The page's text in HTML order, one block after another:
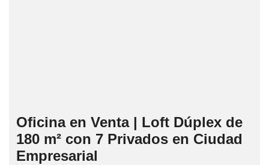
Oficina en Venta | Loft Dúplex de
180 m² con 7 Privados en Ciudad
Empresarial